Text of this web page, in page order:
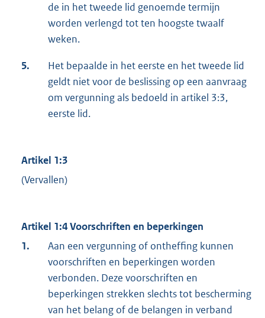
de in het tweede lid genoemde termijn
worden verlengd tot ten hoogste twaalf
weken.
5.
Het bepaalde in het eerste en het tweede lid
geldt niet voor de beslissing op een aanvraag
om vergunning als bedoeld in artikel 3:3,
eerste lid.
Artikel 1:3
(Vervallen)
Artikel 1:4 Voorschriften en beperkingen
1.
Aan een vergunning of ontheffing kunnen
voorschriften en beperkingen worden
verbonden. Deze voorschriften en
beperkingen strekken slechts tot bescherming
van het belang of de belangen in verband